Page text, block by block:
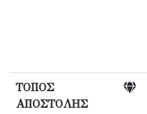
ΤΟΠΟΣ
ΑΠΟΣΤΟΛΗΣ